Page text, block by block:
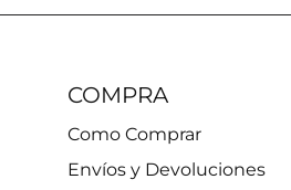
COMPRA
Como Comprar
Envíos y Devoluciones